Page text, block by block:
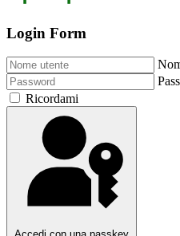
Login Form
Ricordami